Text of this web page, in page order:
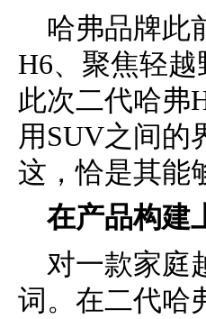
哈弗品牌此
H6、聚焦轻
此次二代哈弗
用SUV之间的
这，恰是其能
在产品构建
对一款家庭
词。在二代哈